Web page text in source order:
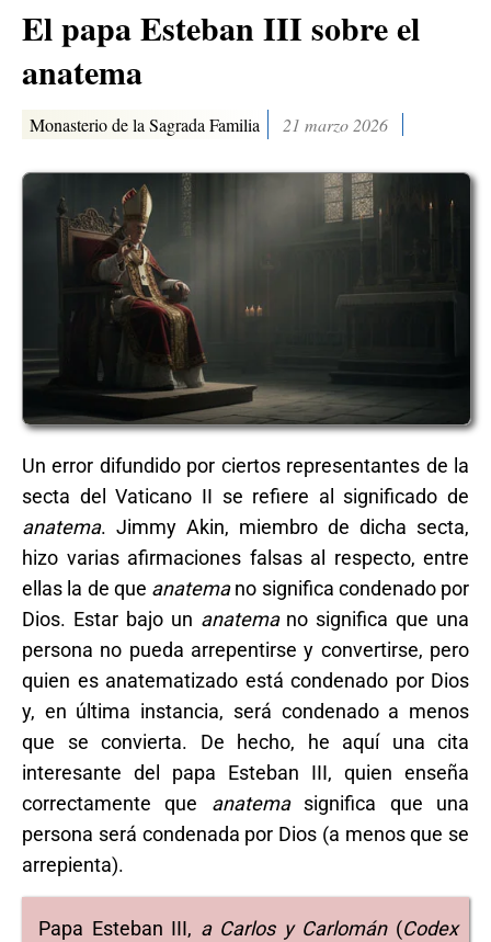
El papa Esteban III sobre el
anatema
Monasterio de la Sagrada Familia 21 marzo 2026
Un error difundido por ciertos representantes de la
secta del Vaticano II se refiere al significado de
anatema. Jimmy Akin, miembro de dicha secta,
hizo varias afirmaciones falsas al respecto, entre
ellas la de que anatemano significa condenado por
Dios. Estar bajo un anatemano significa que una
persona no pueda arrepentirse y convertirse, pero
quien es anatematizado está condenado por Dios
y, en última instancia, será condenado a menos
que se convierta. De hecho, he aquí una cita
interesante del papa Esteban III, quien enseña
correctamente que anatemasignifica que una
persona será condenada por Dios (a menos que se
arrepienta).
Papa Esteban III, a Carlos y Carlomán(Codex